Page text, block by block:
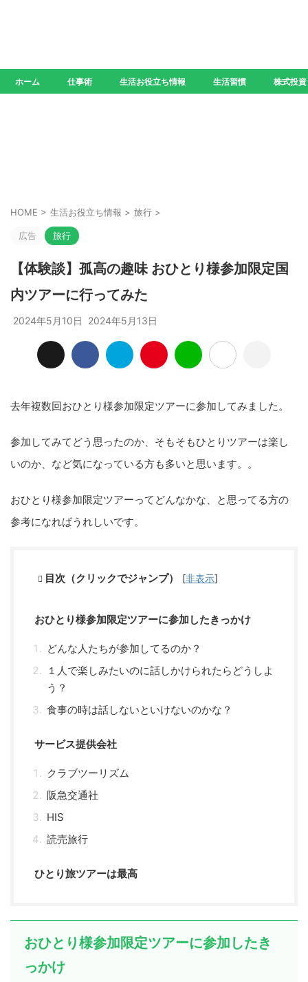
ホーム 仕事術 生活お役立ち情報 生活習慣 株式投資
HOME > 生活お役立ち情報 > 旅行 >
広告 旅行
【体験談】孤高の趣味 おひとり様参加限定国
内ツアーに行ってみた
2024年5月10日 2024年5月13日
去年複数回おひとり様参加限定ツアーに参加してみました。
参加してみてどう思ったのか、そもそもひとりツアーは楽し
いのか、など気になっている方も多いと思います。。
おひとり様参加限定ツアーってどんなかな、と思ってる方の
参考になればうれしいです。
目次（クリックでジャンプ） [非表示]
おひとり様参加限定ツアーに参加したきっかけ
どんな人たちが参加してるのか？
１人で楽しみたいのに話しかけられたらどうしよ
う？
食事の時は話しないといけないのかな？
サービス提供会社
クラブツーリズム
阪急交通社
HIS
読売旅行
ひとり旅ツアーは最高
おひとり様参加限定ツアーに参加したき
っかけ